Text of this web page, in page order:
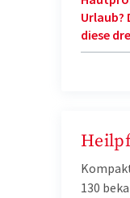
Urlaub?
diese
130